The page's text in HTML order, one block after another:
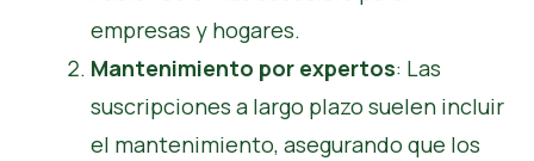
empresas y hogares.
Mantenimiento por expertos: Las
suscripciones a largo plazo suelen incluir
el mantenimiento, asegurando que los